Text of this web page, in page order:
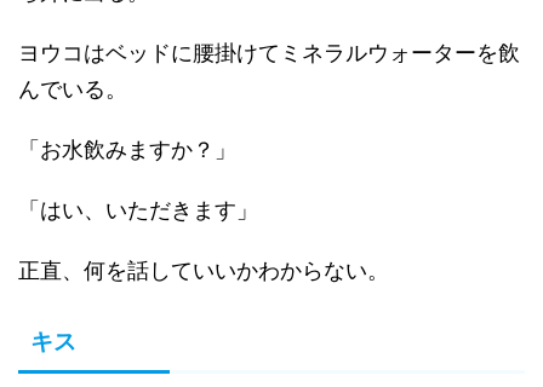
ヨウコはベッドに腰掛けてミネラルウォーターを飲
んでいる。
「お水飲みますか？」
「はい、いただきます」
正直、何を話していいかわからない。
キス